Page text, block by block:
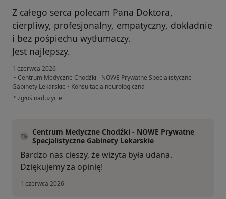
Z całego serca polecam Pana Doktora,
cierpliwy, profesjonalny, empatyczny, dokładnie
i bez pośpiechu wytłumaczy.
Jest najlepszy.
1 czerwca 2026
• Centrum Medyczne Chodźki - NOWE Prywatne Specjalistyczne
Gabinety Lekarskie • Konsultacja neurologiczna
• w opinii użytkownika Mariola
zgłoś nadużycie
Centrum Medyczne Chodźki - NOWE Prywatne
Specjalistyczne Gabinety Lekarskie
Bardzo nas cieszy, że wizyta była udana.
Dziękujemy za opinię!
1 czerwca 2026